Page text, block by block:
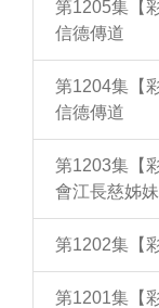
第1205集【
信德傳道
第1204集【
信德傳道
第1203集【
會江長慈姊妹
第1202集【
第1201集【